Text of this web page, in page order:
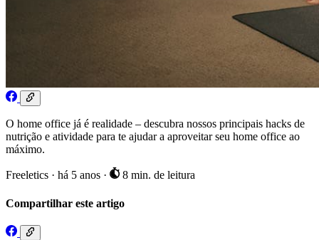
O home office já é realidade – descubra nossos principais hacks de
nutrição e atividade para te ajudar a aproveitar seu home office ao
máximo.
Freeletics · há 5 anos · 8 min. de leitura
Compartilhar este artigo